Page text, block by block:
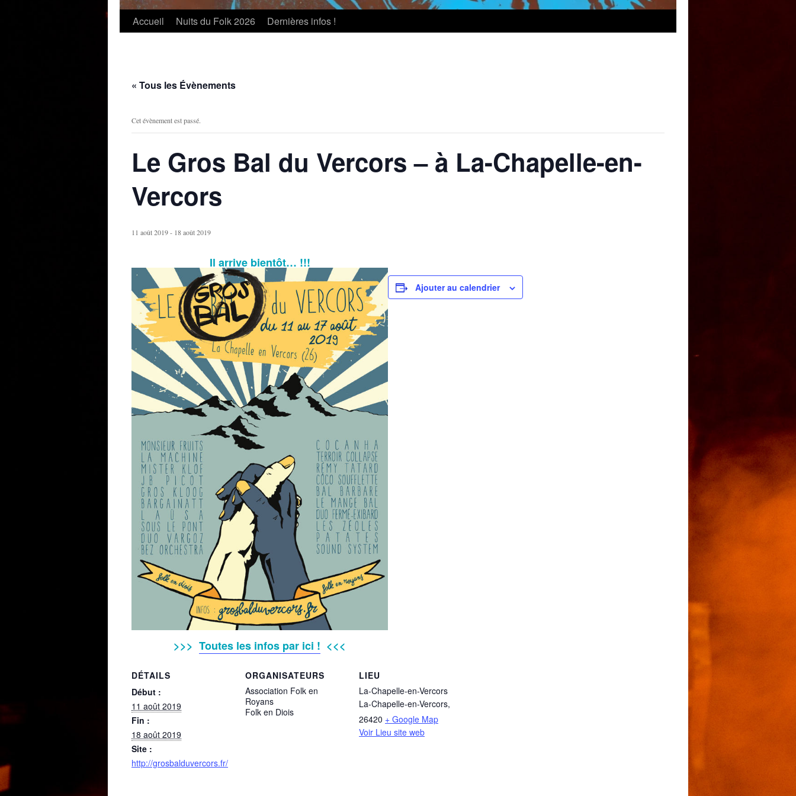
Accueil Nuits du Folk 2026 Dernières infos !
« Tous les Évènements
Cet évènement est passé.
Le Gros Bal du Vercors – à La-Chapelle-en-
Vercors
11 août 2019- 18 août 2019
Il arrive bientôt… !!!
>>> Toutes les infos par ici ! <<<
Ajouter au calendrier
DÉTAILS
Début :
11 août 2019
Fin :
18 août 2019
Site :
http://grosbalduvercors.fr/
ORGANISATEURS
Association Folk en
Royans
Folk en Diois
LIEU
La-Chapelle-en-Vercors
La-Chapelle-en-Vercors,
26420 + Google Map
Voir Lieu site web